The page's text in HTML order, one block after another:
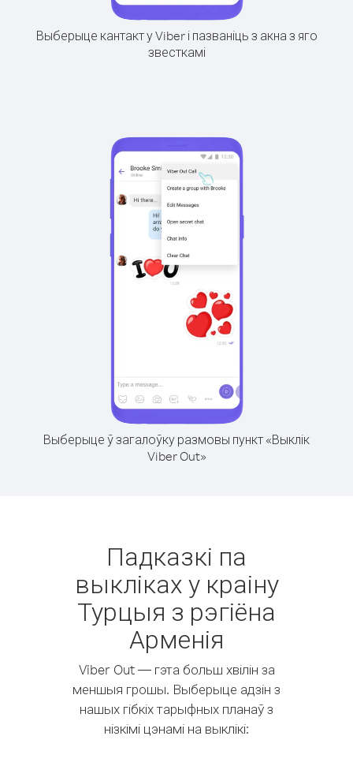
Выберыце кантакт у Viber і пазваніць з акна з яго
звесткамі
Выберыце ў загалоўку размовы пункт «Выклік
Viber Out»
Падказкі па
выкліках у краіну
Турцыя з рэгіёна
Арменія
Viber Out — гэта больш хвілін за
меншыя грошы. Выберыце адзін з
нашых гібкіх тарыфных планаў з
нізкімі цэнамі на выклікі: